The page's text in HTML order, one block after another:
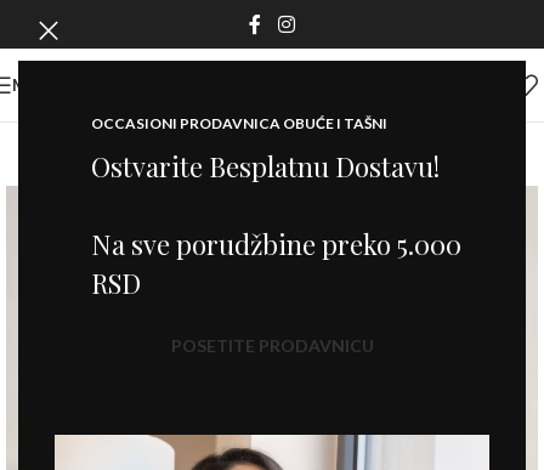
OCCASIONI PRODAVNICA OBUĆE I TAŠNI
Ostvarite Besplatnu Dostavu!
Na sve porudžbine preko 5.000
RSD
POSETITE PRODAVNICU
MENI